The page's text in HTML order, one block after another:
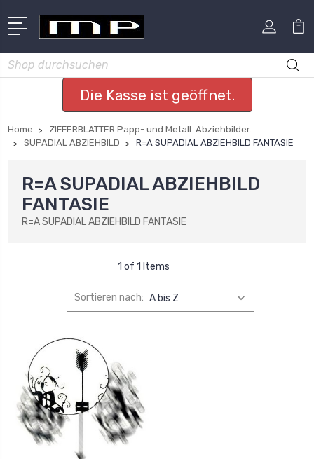
Suchen
Die Kasse ist geöffnet.
Home
ZIFFERBLATTER Papp- und Metall. Abziehbilder.
SUPADIAL ABZIEHBILD
R=A SUPADIAL ABZIEHBILD FANTASIE
R=A SUPADIAL ABZIEHBILD
FANTASIE
R=A SUPADIAL ABZIEHBILD FANTASIE
1 of 1 Items
Sortieren nach: